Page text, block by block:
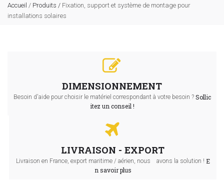
Accueil / Produits / Fixation, support et système de montage pour
installations solaires
DIMENSIONNEMENT
Besoin d'aide pour choisir le matériel correspondant à votre besoin ? Sollic
itez un conseil !
LIVRAISON - EXPORT
Livraison en France, export maritime / aérien, nous avons la solution ! E
n savoir plus